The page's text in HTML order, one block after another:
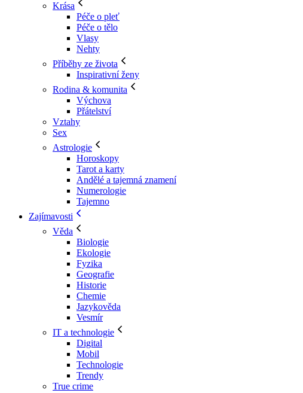
Krása
Péče o pleť
Péče o tělo
Vlasy
Nehty
Příběhy ze života
Inspirativní ženy
Rodina & komunita
Výchova
Přátelství
Vztahy
Sex
Astrologie
Horoskopy
Tarot a karty
Andělé a tajemná znamení
Numerologie
Tajemno
Zajímavosti
Věda
Biologie
Ekologie
Fyzika
Geografie
Historie
Chemie
Jazykověda
Vesmír
IT a technologie
Digital
Mobil
Technologie
Trendy
True crime